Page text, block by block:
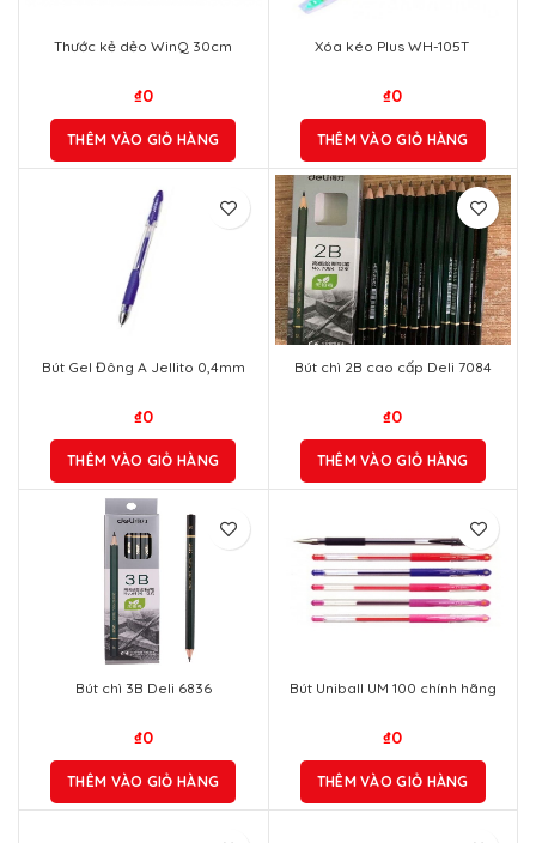
Thước kẻ dẻo WinQ 30cm
₫0
THÊM VÀO GIỎ HÀNG
Xóa kéo Plus WH-105T
₫0
THÊM VÀO GIỎ HÀNG
Bút Gel Đông A Jellito 0,4mm
₫0
THÊM VÀO GIỎ HÀNG
Bút chì 2B cao cấp Deli 7084
₫0
THÊM VÀO GIỎ HÀNG
Bút chì 3B Deli 6836
₫0
THÊM VÀO GIỎ HÀNG
Bút Uniball UM 100 chính hãng
₫0
THÊM VÀO GIỎ HÀNG